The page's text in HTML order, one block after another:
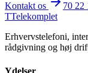
Kontakt os
70 22
TTelekomplet
Erhvervstelefoni,
rådgivning og høj
Ydelser